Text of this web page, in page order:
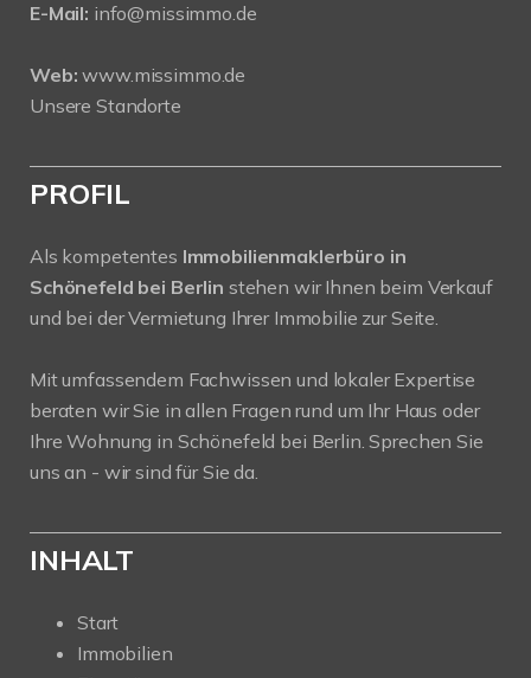
E-Mail: info@missimmo.de
Web: www.missimmo.de
Unsere Standorte
PROFIL
Als kompetentes Immobilienmaklerbüro in
Schönefeld bei Berlin stehen wir Ihnen beim Verkauf
und bei der Vermietung Ihrer Immobilie zur Seite.
Mit umfassendem Fachwissen und lokaler Expertise
beraten wir Sie in allen Fragen rund um Ihr Haus oder
Ihre Wohnung in Schönefeld bei Berlin. Sprechen Sie
uns an - wir sind für Sie da.
INHALT
Start
Immobilien